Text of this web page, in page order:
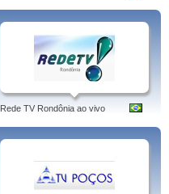
Rede TV Rondônia ao vivo